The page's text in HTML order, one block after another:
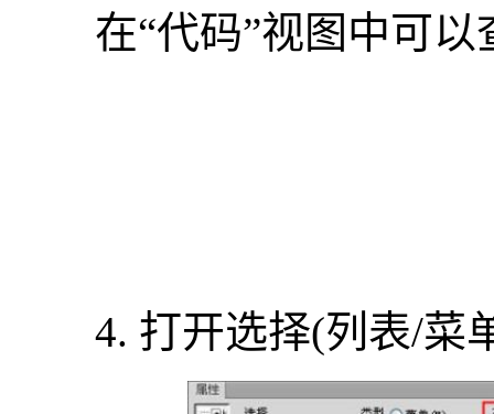
在“代码”视图中可以
4. 打开选择(列表/菜单